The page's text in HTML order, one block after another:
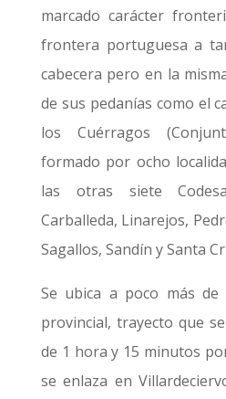
marcado carácter
frontera portuguesa a
cabecera pero en la
de sus pedanías como el
los Cuérragos
formado por ocho
las otras siete
Carballeda, Linarejos,
Sagallos, Sandín y Santa
Se ubica a poco más
provincial, trayecto que
de 1 hora y 15 minutos
se enlaza en